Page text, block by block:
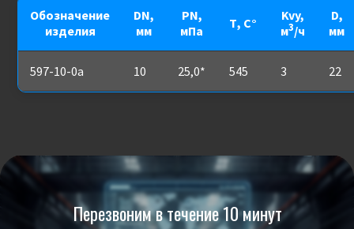
Обозначение
изделия
DN,
мм
PN,
мПа
Т, С°
Kvy,
м3/ч
D,
мм
597-10-0а 10 25,0* 545 3 22
Перезвоним в течение 10 минут